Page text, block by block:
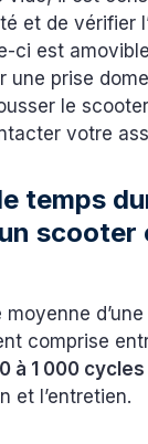
et de vérifier
ci est
une prise
le
votre
temps
scooter
moyenne
comprise
à 1 000
et l’entretien.